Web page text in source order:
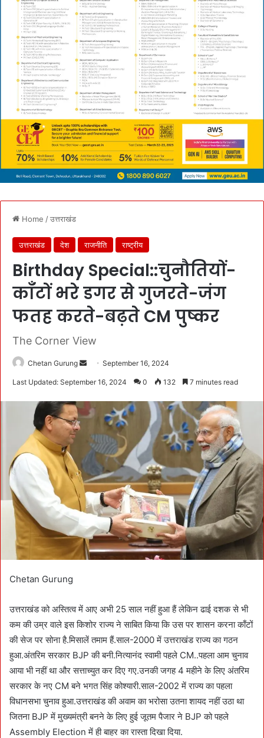
Home /उत्तराखंड
उत्तराखंड देश राजनीति राष्ट्रीय
Birthday Special::चुनौतियों-
काँटों भरे डगर से गुजरते-जंग
फतह करते-बढ़ते CM पुष्कर
The Corner View
Chetan Gurung
a
e
a
i
l
September 16, 2024
Last Updated: September 16, 2024 0 132 7 minutes read
Chetan Gurung
उत्तराखंड को अस्तित्व में आए अभी 25 साल नहीं हुआ हैं लेकिन ढाई दशक से भी
कम की उम्र वाले इस किशोर राज्य ने साबित किया कि उस पर शासन करना काँटों
की सेज पर सोना है.मिसालें तमाम हैं.साल-2000 में उत्तराखंड राज्य का गठन
हुआ.अंतरिम सरकार BJP की बनी.नित्यानंद स्वामी पहले CM..पहला आम चुनाव
आया भी नहीं था और सत्ताच्युत कर दिए गए.उनकी जगह 4 महीने के लिए अंतरिम
सरकार के नए CM बने भगत सिंह कोश्यारी.साल-2002 में राज्य का पहला
विधानसभा चुनाव हुआ.उत्तराखंड की अवाम का भरोसा उतना शायद नहीं उठा था
जितना BJP में मुख्यमंत्री बनने के लिए हुई जूतम पैजार ने BJP को पहले
Assembly Election में ही बाहर का रास्ता दिखा दिया.